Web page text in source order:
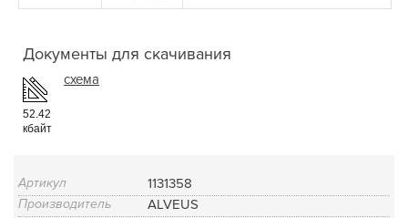
Документы для скачивания
52.42
кбайт
схема
Артикул 1131358
Производитель ALVEUS